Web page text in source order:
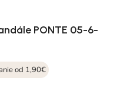
PONTE 05-6-
od 1,90€